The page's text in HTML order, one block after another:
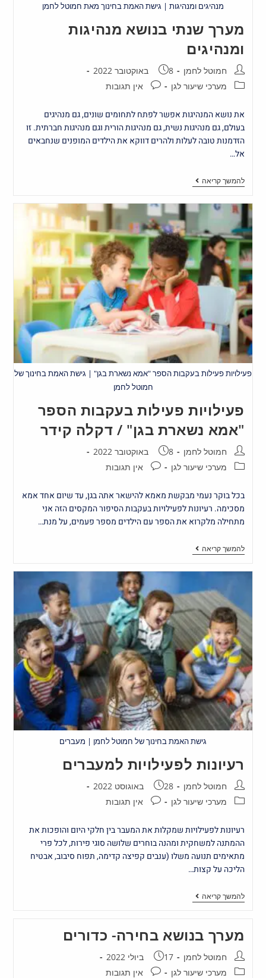
מנהיגים ומנהיגות | גישת האמת בחינוך מאת חמוטל לחמן
מערך שנתי בנושא מנהיגות
ומנהיגים
חמוטל לחמן
8 באוקטובר 2022
מערכי שיעור לגן
אין תגובות
את נושא המנהיגות אפשר לפתח לתחומים שונים, גם מנהיגים
בעולם, גם מנהיגות נשית, גם מנהיגות הורית וגם מנהיגות חברתית. זו
הזדמנות טובה לעלות ולהרים דווקא את הילדים המופנים שנחבאים
אל…
להמשך קריאה
פעילויות פעילות בעקבות הספר "אמא נשארת בגן" | גישת האמת בחינוך של
חמוטל לחמן
פעילויות פעילות בעקבות הספר
"אמא נשארת בגן" / דקלה קידר
חמוטל לחמן
8 באוקטובר 2022
מערכי שיעור לגן
אין תגובות
בכל בוקר נעמי מבקשת מאמא להישאר אתה בגן, עד שיום אחד אמא
מסכימה. רעיונות לפעילויות בעקבות הסיפור המקסים הזה אני
מתחילה מלקרוא את הספר עם הילדים מספר פעמים, על מנת…
להמשך קריאה
גישת האמת בחינוך של חמוטל לחמן | מעברים
רעיונות לפעילויות למעברים
חמוטל לחמן
28 באוגוסט 2022
מערכי שיעור לגן
אין תגובות
רעיונות לפעילויות שמקלות את המעבר בין חלקי היום והופכות את
ההמתנה למשחקית ומהנה בוחרים שלושה סוגי פירות, לכל פרי
מתאימים תנועה משלו (ענבים קפיצה קדימה, תפוח סיבוב, אבטיח
הליכה על קצות…
להמשך קריאה
מערך בנושא בחירה- כדורים
חמוטל לחמן
17 ביולי 2022
מערכי שיעור לגן
אין תגובות